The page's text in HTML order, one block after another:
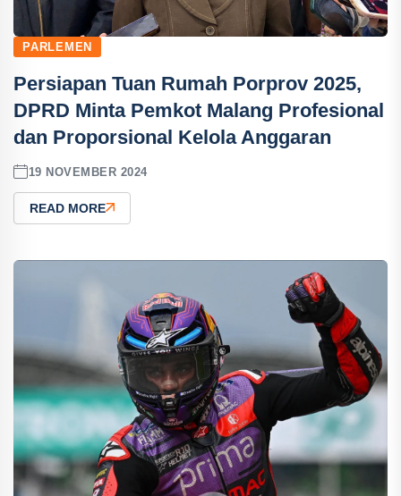
PARLEMEN
Persiapan Tuan Rumah Porprov 2025,
DPRD Minta Pemkot Malang Profesional
dan Proporsional Kelola Anggaran
19 NOVEMBER 2024
READ MORE